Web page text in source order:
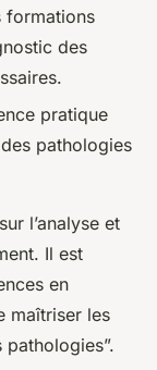
formations
des
pratique
pathologies
l’analyse et
Il est
en
maîtriser les